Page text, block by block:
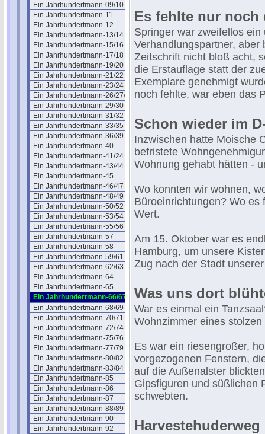
Ein Jahrhundertmann-09/10
Ein Jahrhundertmann-11
Ein Jahrhundertmann-12
Ein Jahrhundertmann-13/14
Ein Jahrhundertmann-15/16
Ein Jahrhundertmann-17/18
Ein Jahrhundertmann-19/20
Ein Jahrhundertmann-21/22
Ein Jahrhundertmann-23/24
Ein Jahrhundertmann-26/27/28
Ein Jahrhundertmann-29/30
Ein Jahrhundertmann-31/32
Ein Jahrhundertmann-33/35
Ein Jahrhundertmann-36/39
Ein Jahrhundertmann-40
Ein Jahrhundertmann-41/24
Ein Jahrhundertmann-43/44
Ein Jahrhundertmann-45
Ein Jahrhundertmann-46/47
Ein Jahrhundertmann-48/49
Ein Jahrhundertmann-50/52
Ein Jahrhundertmann-53/54
Ein Jahrhundertmann-55/56
Ein Jahrhundertmann-57
Ein Jahrhundertmann-58
Ein Jahrhundertmann-59/61
Ein Jahrhundertmann-62/63
Ein Jahrhundertmann-64
Ein Jahrhundertmann-65
Ein Jahrhundertmann-66/67
Ein Jahrhundertmann-68/69
Ein Jahrhundertmann-70/71
Ein Jahrhundertmann-72/74
Ein Jahrhundertmann-75/76
Ein Jahrhundertmann-77/79
Ein Jahrhundertmann-80/82
Ein Jahrhundertmann-83/84
Ein Jahrhundertmann-85
Ein Jahrhundertmann-86
Ein Jahrhundertmann-87
Ein Jahrhundertmann-88/89
Ein Jahrhundertmann-90
Ein Jahrhundertmann-92
Es fehlte nur noch
Springer war zweifellos
Verhandlungspartner,
Zeitschrift nicht bloß acht,
die Erstauflage statt der
Exemplare genehmigt
noch fehlte, war eben das
Schon wieder im
Inzwischen hatte Moische
befristete
Wohnung gehabt hätten -
Wo konnten wir wohnen,
Büroeinrichtungen? Wo es
Wert.
Am 15. Oktober war es
Hamburg, um unsere
Zug nach der Stadt
Was uns dort
War es einmal ein
Wohnzimmer eines
Es war ein riesengroßer,
vorgezogenen Fenstern,
auf die Außenalster
Gipsfiguren und süßlichen
schwebten.
Harvestehuderweg